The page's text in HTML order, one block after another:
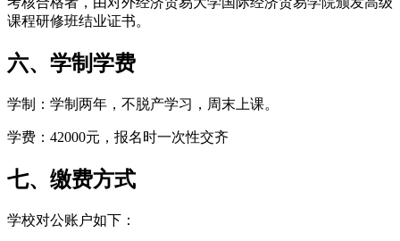
课程研修班结业证书。
六、学制学费
学制：学制两年，不脱产学习，周末上课。
学费：42000元，报名时一次性交齐
七、缴费方式
学校对公账户如下：